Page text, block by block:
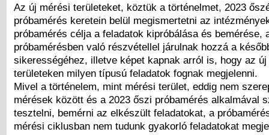
Az új mérési területeket, köztük a történelmet, 2023
próbamérés keretein belül megismertetni az
próbamérés célja a feladatok kipróbálása és bemérése,
próbamérésben való részvétellel járulnak hozzá a
sikerességéhez, illetve képet kapnak arról is, hogy az
területeken milyen típusú feladatok fognak megjelenni.
Mivel a történelem, mint mérési terület, eddig nem
mérések között és a 2023 őszi próbamérés alkalmával
tesztelni, bemérni az elkészült feladatokat, a
mérési ciklusban nem tudunk gyakorló feladatokat